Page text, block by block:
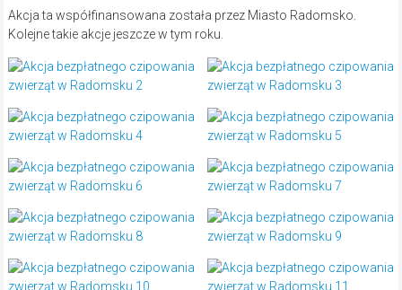
Akcja ta współfinansowana została przez Miasto Radomsko.
Kolejne takie akcje jeszcze w tym roku.